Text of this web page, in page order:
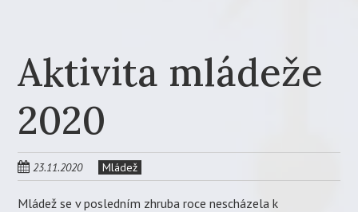
Aktivita mládeže
2020
23.11.2020 Mládež
Mládež se v posledním zhruba roce nescházela k